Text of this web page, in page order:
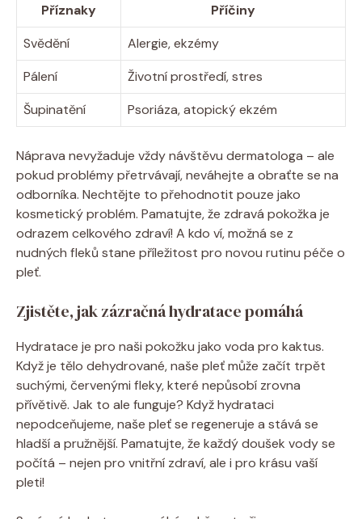
Příznaky
Příčiny
Svědění
Alergie, ekzémy
Pálení
Životní prostředí, stres
Šupinatění
Psoriáza, atopický ekzém
Náprava nevyžaduje vždy návštěvu dermatologa – ale
pokud problémy přetrvávají, neváhejte a obraťte se na
odborníka. Nechtějte to přehodnotit pouze jako
kosmetický problém. Pamatujte, že zdravá pokožka je
odrazem celkového zdraví! A kdo ví, možná se z
nudných fleků stane příležitost pro novou rutinu péče o
pleť.
Zjistěte, jak zázračná hydratace pomáhá
Hydratace je pro naši pokožku jako voda pro kaktus.
Když je tělo dehydrované, naše pleť může začít trpět
suchými, červenými fleky, které nepůsobí zrovna
přívětivě. Jak to ale funguje? Když hydrataci
nepodceňujeme, naše pleť se regeneruje a stává se
hladší a pružnější. Pamatujte, že každý doušek vody se
počítá – nejen pro vnitřní zdraví, ale i pro krásu vaší
pleti!